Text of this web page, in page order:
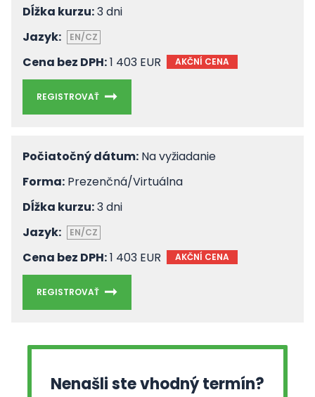
Dĺžka kurzu:3 dni
Jazyk:
EN/CZ
Cena bez DPH:1 403 EUR AKČNÍ CENA
REGISTROVAŤ
Počiatočný dátum: Na vyžiadanie
Forma: Prezenčná/Virtuálna
Dĺžka kurzu:3 dni
Jazyk:
EN/CZ
Cena bez DPH:1 403 EUR AKČNÍ CENA
REGISTROVAŤ
Nenašli ste vhodný termín?